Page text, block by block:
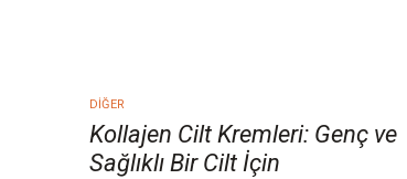
DIĞER
Kollajen Cilt Kremleri: Genç ve
Sağlıklı Bir Cilt İçin